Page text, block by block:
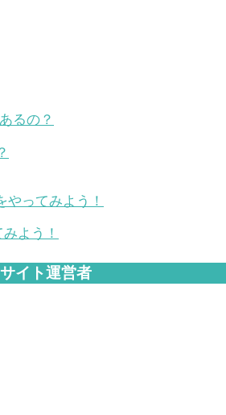
よう！
サイト運営者